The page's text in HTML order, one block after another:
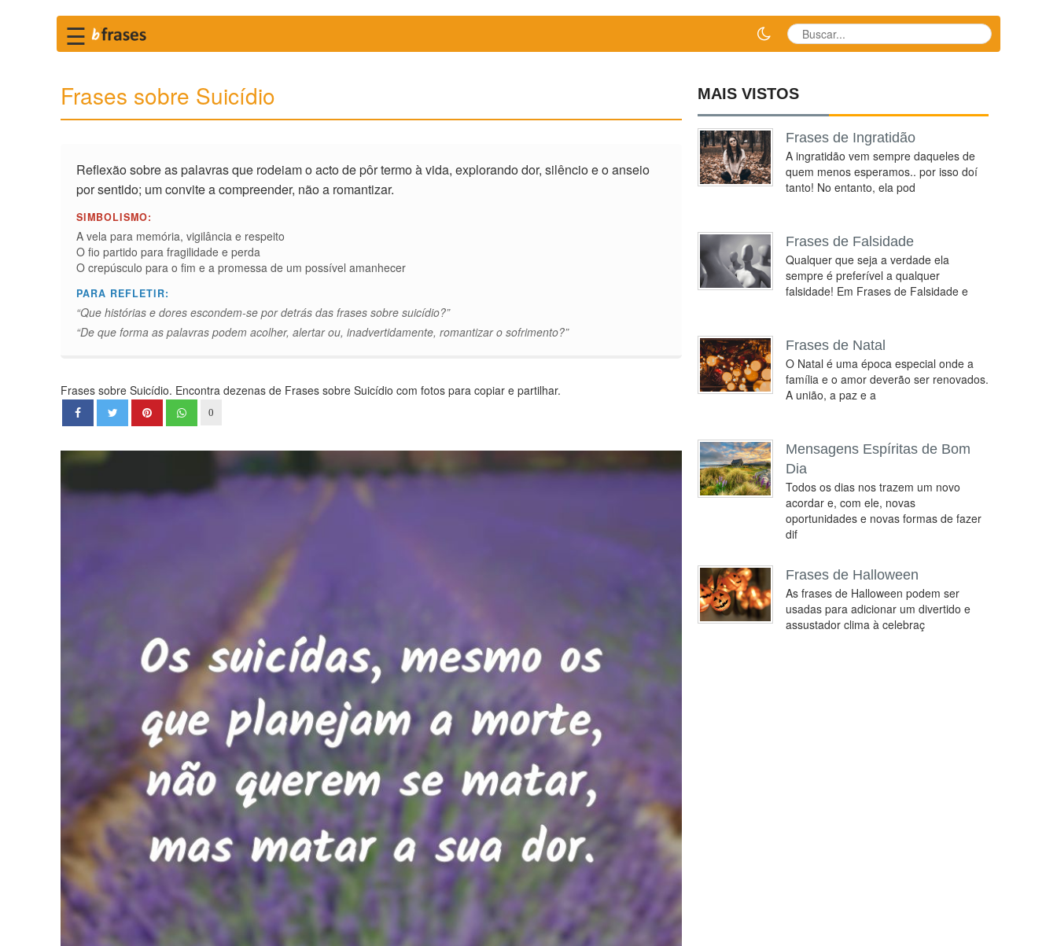
☰
Frases sobre Suicídio
Reflexão sobre as palavras que rodeiam o acto de pôr termo à vida, explorando dor, silêncio e o anseio
por sentido; um convite a compreender, não a romantizar.
SIMBOLISMO:
A vela para memória, vigilância e respeito
O fio partido para fragilidade e perda
O crepúsculo para o fim e a promessa de um possível amanhecer
PARA REFLETIR:
“Que histórias e dores escondem-se por detrás das frases sobre suicídio?”
“De que forma as palavras podem acolher, alertar ou, inadvertidamente, romantizar o sofrimento?”
Frases sobre Suicídio. Encontra dezenas de Frases sobre Suicídio com fotos para copiar e partilhar.
0
MAIS VISTOS
Frases de Ingratidão
A ingratidão vem sempre daqueles de
quem menos esperamos.. por isso doí
tanto! No entanto, ela pod
Frases de Falsidade
Qualquer que seja a verdade ela
sempre é preferível a qualquer
falsidade! Em Frases de Falsidade e
Frases de Natal
O Natal é uma época especial onde a
família e o amor deverão ser renovados.
A união, a paz e a
Mensagens Espíritas de Bom
Dia
Todos os dias nos trazem um novo
acordar e, com ele, novas
oportunidades e novas formas de fazer
dif
Frases de Halloween
As frases de Halloween podem ser
usadas para adicionar um divertido e
assustador clima à celebraç